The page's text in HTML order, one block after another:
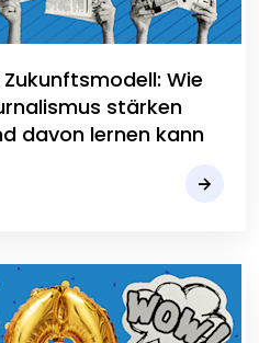
Wie
stärken
davon lernen kann